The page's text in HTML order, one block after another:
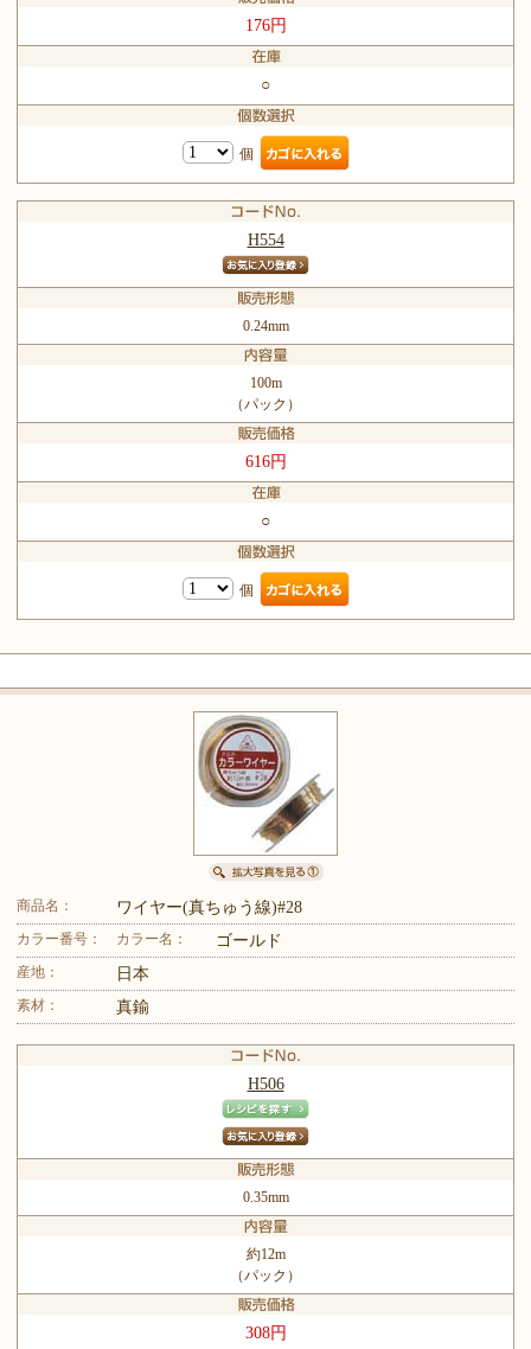
176円
○
個
H554
0.24mm
100m
（パック）
616円
○
個
商品名： ワイヤー(真ちゅう線)#28
カラー番号： カラー名： ゴールド
産地： 日本
素材： 真鍮
H506
0.35mm
約12m
（パック）
308円